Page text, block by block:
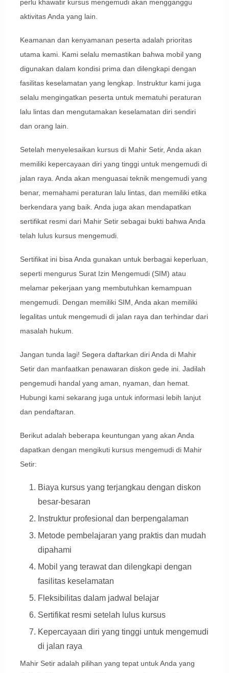
perlu khawatir kursus mengemudi akan mengganggu
aktivitas Anda yang lain.
Keamanan dan kenyamanan peserta adalah prioritas
utama kami. Kami selalu memastikan bahwa mobil yang
digunakan dalam kondisi prima dan dilengkapi dengan
fasilitas keselamatan yang lengkap. Instruktur kami juga
selalu mengingatkan peserta untuk mematuhi peraturan
lalu lintas dan mengutamakan keselamatan diri sendiri
dan orang lain.
Setelah menyelesaikan kursus di Mahir Setir, Anda akan
memiliki kepercayaan diri yang tinggi untuk mengemudi di
jalan raya. Anda akan menguasai teknik mengemudi yang
benar, memahami peraturan lalu lintas, dan memiliki etika
berkendara yang baik. Anda juga akan mendapatkan
sertifikat resmi dari Mahir Setir sebagai bukti bahwa Anda
telah lulus kursus mengemudi.
Sertifikat ini bisa Anda gunakan untuk berbagai keperluan,
seperti mengurus Surat Izin Mengemudi (SIM) atau
melamar pekerjaan yang membutuhkan kemampuan
mengemudi. Dengan memiliki SIM, Anda akan memiliki
legalitas untuk mengemudi di jalan raya dan terhindar dari
masalah hukum.
Jangan tunda lagi! Segera daftarkan diri Anda di Mahir
Setir dan manfaatkan penawaran diskon gede ini. Jadilah
pengemudi handal yang aman, nyaman, dan hemat.
Hubungi kami sekarang juga untuk informasi lebih lanjut
dan pendaftaran.
Berikut adalah beberapa keuntungan yang akan Anda
dapatkan dengan mengikuti kursus mengemudi di Mahir
Setir:
Biaya kursus yang terjangkau dengan diskon
besar-besaran
Instruktur profesional dan berpengalaman
Metode pembelajaran yang praktis dan mudah
dipahami
Mobil yang terawat dan dilengkapi dengan
fasilitas keselamatan
Fleksibilitas dalam jadwal belajar
Sertifikat resmi setelah lulus kursus
Kepercayaan diri yang tinggi untuk mengemudi
di jalan raya
Mahir Setir adalah pilihan yang tepat untuk Anda yang